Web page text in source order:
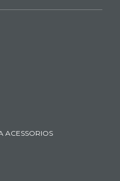
ACESSORIOS